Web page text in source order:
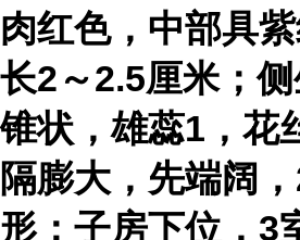
肉红色，中部具紫
长2～2.5厘米；
锥状，雄蕊1，花
隔膨大，先端阔
形；子房下位，3